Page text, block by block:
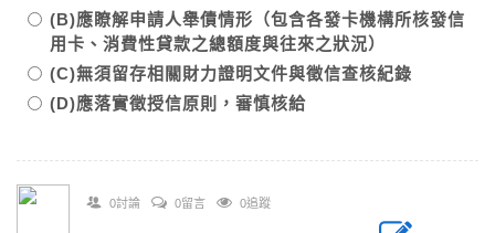
(B)應瞭解申請人舉債情形（包含各發卡機構所核發信
用卡、消費性貸款之總額度與往來之狀況）
(C)無須留存相關財力證明文件與徵信查核紀錄
(D)應落實徵授信原則，審慎核給
0討論 0留言 0追蹤